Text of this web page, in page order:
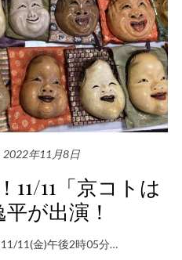
2022年11月8日
11/11「京コトは
が出演！
11(金)午後2時05分…